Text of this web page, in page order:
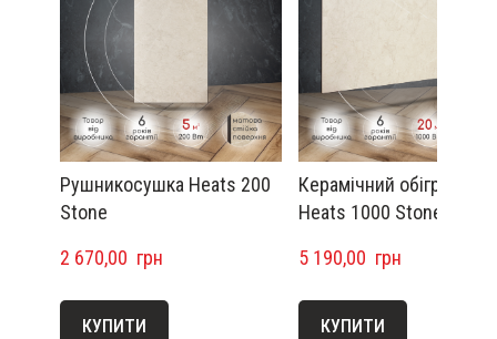
Рушникосушка Heats 200
Stone
2 670,00  грн
КУПИТИ
Керамічний обігрівач
Heats 1000 Stone
5 190,00  грн
КУПИТИ